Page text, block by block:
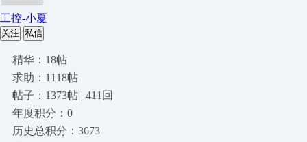
工控-小夏
关注 私信
精华：18帖
求助：1118帖
帖子：1373帖 | 411回
年度积分：0
历史总积分：3673